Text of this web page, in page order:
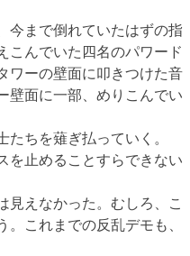
まで倒れていたはずの指
こんでいた四名のパワード
ワーの壁面に叩きつけた音
壁面に一部、めりこんでい
ちを薙ぎ払っていく。
を止めることすらできない
えなかった。むしろ、こ
。これまでの反乱デモも、